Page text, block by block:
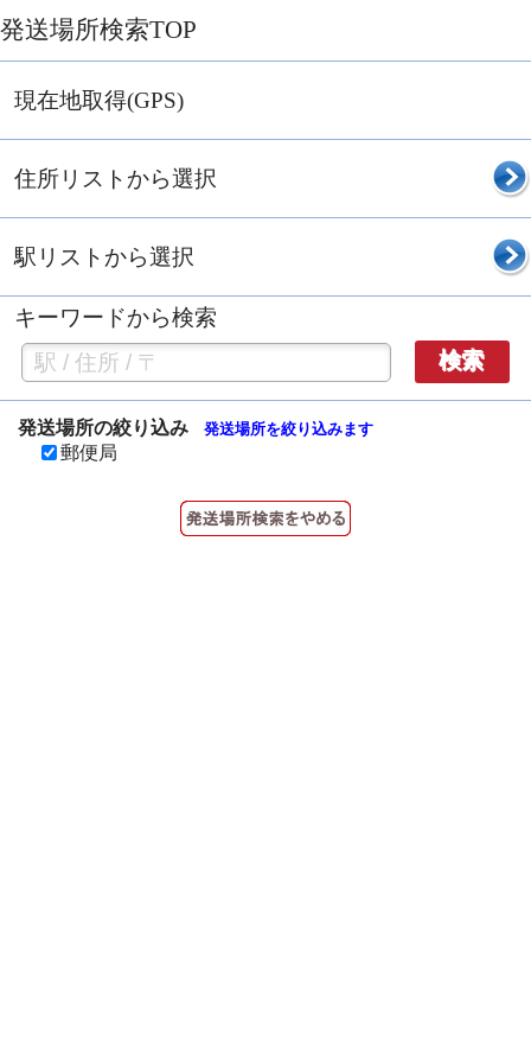
発送場所検索TOP
現在地取得(GPS)
住所リストから選択
駅リストから選択
キーワードから検索
検索
発送場所の絞り込み 発送場所を絞り込みます
郵便局